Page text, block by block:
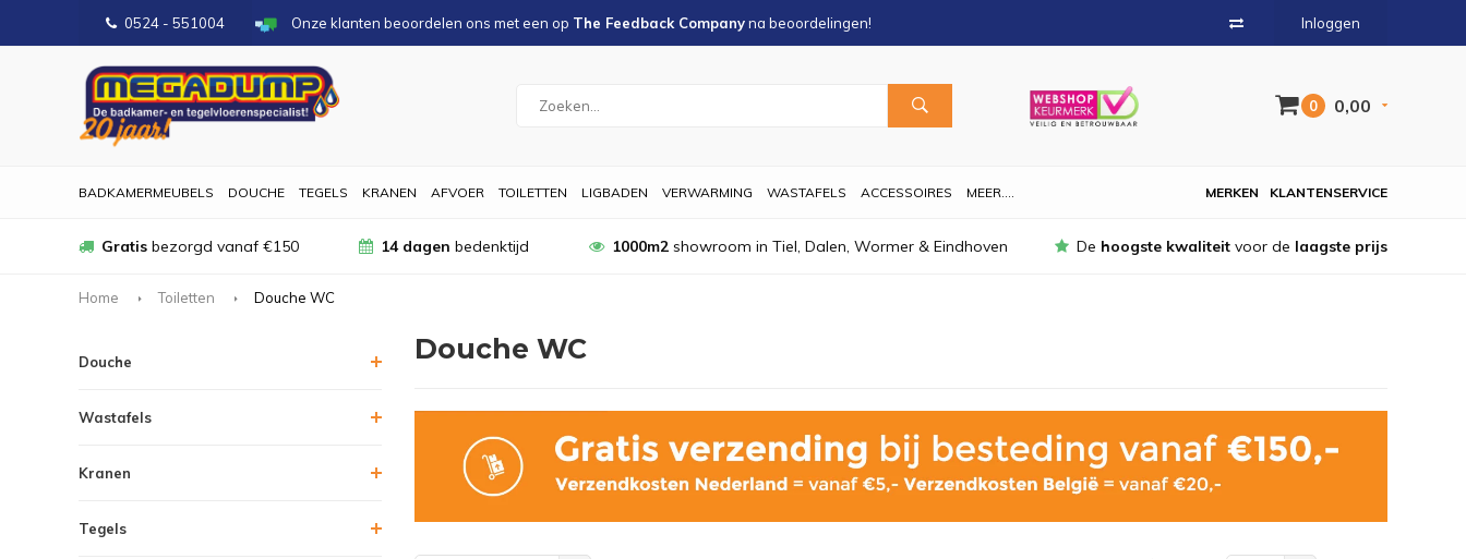
0524 - 551004 Onze klanten beoordelen ons met een op The Feedback Companyna beoordelingen! Inloggen
0 0,00
BADKAMERMEUBELS DOUCHE TEGELS KRANEN AFVOER TOILETTEN LIGBADEN VERWARMING WASTAFELS ACCESSOIRES MEER.... KLANTENSERVICE
MERKEN
Gratis bezorgd vanaf €150 14 dagen bedenktijd 1000m2showroom in Tiel, Dalen, Wormer & Eindhoven De hoogste kwaliteit voor de laagste prijs
Home Toiletten Douche WC
Douche
Wastafels
Kranen
Tegels
Douche WC